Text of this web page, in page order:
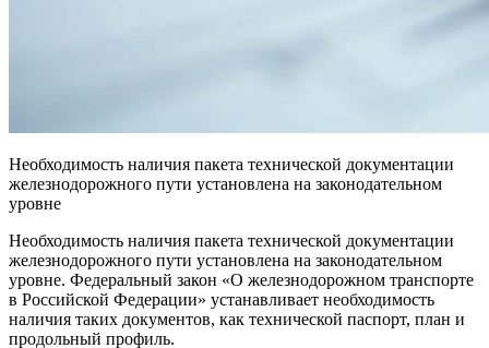
Необходимость наличия пакета технической документации
железнодорожного пути установлена на законодательном
уровне
Необходимость наличия пакета технической документации
железнодорожного пути установлена на законодательном
уровне. Федеральный закон «О железнодорожном транспорте
в Российской Федерации» устанавливает необходимость
наличия таких документов, как технической паспорт, план и
продольный профиль.